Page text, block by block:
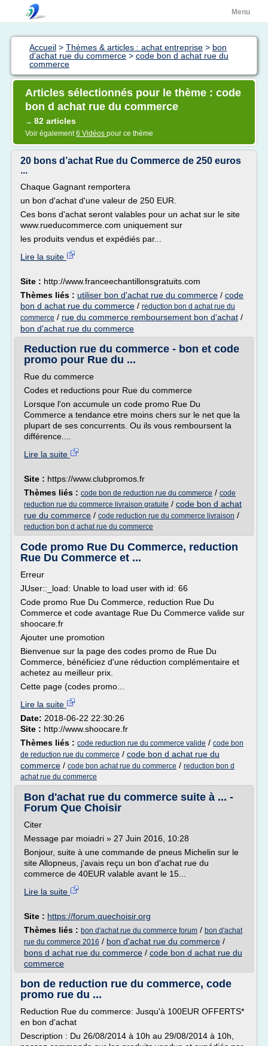
Menu
Accueil > Thèmes & articles : achat entreprise > bon
d'achat rue du commerce > code bon d achat rue du
commerce
Articles sélectionnés pour le thème : code
bon d achat rue du commerce
→ 82 articles
Voir également6 Vidéos pour ce thème
20 bons d’achat Rue du Commerce de 250 euros
...
Chaque Gagnant remportera
un bon d'achat d'une valeur de 250 EUR.
Ces bons d'achat seront valables pour un achat sur le site
www.rueducommerce.com uniquement sur
les produits vendus et expédiés par...
Lire la suite
Site : http://www.franceechantillonsgratuits.com
Thèmes liés : utiliser bon d'achat rue du commerce / code
bon d achat rue du commerce / reduction bon d achat rue du
commerce / rue du commerce remboursement bon d'achat /
bon d'achat rue du commerce
Reduction rue du commerce - bon et code
promo pour Rue du ...
Rue du commerce
Codes et reductions pour Rue du commerce
Lorsque l'on accumule un code promo Rue Du
Commerce a tendance etre moins chers sur le net que la
plupart de ses concurrents. Ou ils vous remboursent la
différence....
Lire la suite
Site : https://www.clubpromos.fr
Thèmes liés : code bon de reduction rue du commerce / code
reduction rue du commerce livraison gratuite / code bon d achat
rue du commerce / code reduction rue du commerce livraison /
reduction bon d achat rue du commerce
Code promo Rue Du Commerce, reduction
Rue Du Commerce et ...
Erreur
JUser::_load: Unable to load user with id: 66
Code promo Rue Du Commerce, reduction Rue Du
Commerce et code avantage Rue Du Commerce valide sur
shoocare.fr
Ajouter une promotion
Bienvenue sur la page des codes promo de Rue Du
Commerce, bénéficiez d'une réduction complémentaire et
achetez au meilleur prix.
Cette page (codes promo...
Lire la suite
Date: 2018-06-22 22:30:26
Site : http://www.shoocare.fr
Thèmes liés : code reduction rue du commerce valide / code bon
de reduction rue du commerce / code bon d achat rue du
commerce / code bon achat rue du commerce / reduction bon d
achat rue du commerce
Bon d'achat rue du commerce suite à ... -
Forum Que Choisir
Citer
Message par moiadri » 27 Juin 2016, 10:28
Bonjour, suite à une commande de pneus Michelin sur le
site Allopneus, j'avais reçu un bon d'achat rue du
commerce de 40EUR valable avant le 15...
Lire la suite
Site : https://forum.quechoisir.org
Thèmes liés : bon d'achat rue du commerce forum / bon d'achat
rue du commerce 2016 / bon d'achat rue du commerce /
bons d achat rue du commerce / code bon d achat rue du
commerce
bon de reduction rue du commerce, code
promo rue du ...
Reduction Rue du commerce: Jusqu'à 100EUR OFFERTS*
en bon d'achat
Description : Du 26/08/2014 à 10h au 29/08/2014 à 10h,